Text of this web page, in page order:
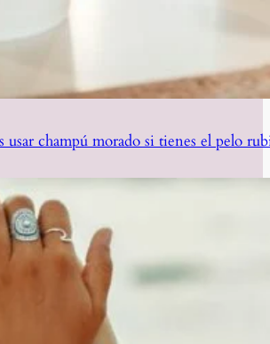
usar champú morado si tienes el pelo